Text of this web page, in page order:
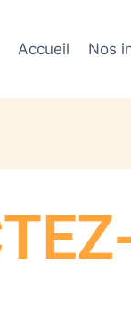
Accueil Nos